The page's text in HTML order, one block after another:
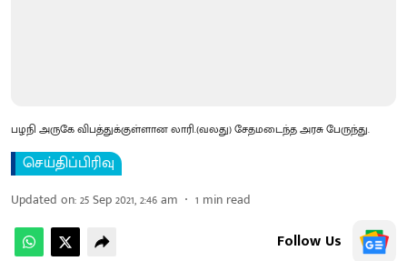
பழநி அருகே விபத்துக்குள்ளான லாரி.(வலது) சேதமடைந்த அரசு பேருந்து.
செய்திப்பிரிவு
Updated on:25 Sep 2021, 2:46 am 1 min read
Follow Us